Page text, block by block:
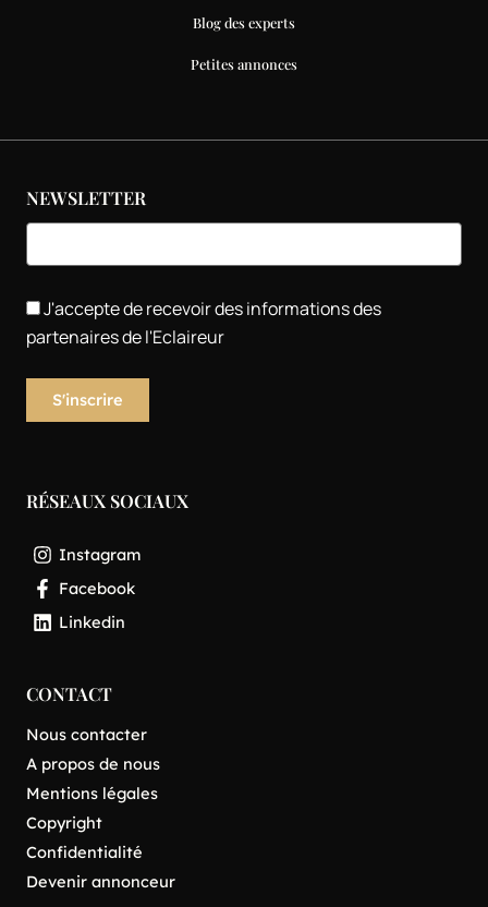
Blog des experts
Petites annonces
NEWSLETTER
J'accepte de recevoir des informations des
partenaires de l'Eclaireur
RÉSEAUX SOCIAUX
Instagram
Facebook
Linkedin
CONTACT
Nous contacter
A propos de nous
Mentions légales
Copyright
Confidentialité
Devenir annonceur